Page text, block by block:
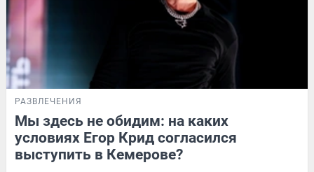
РАЗВЛЕЧЕНИЯ
Мы здесь не обидим: на каких
условиях Егор Крид согласился
выступить в Кемерове?